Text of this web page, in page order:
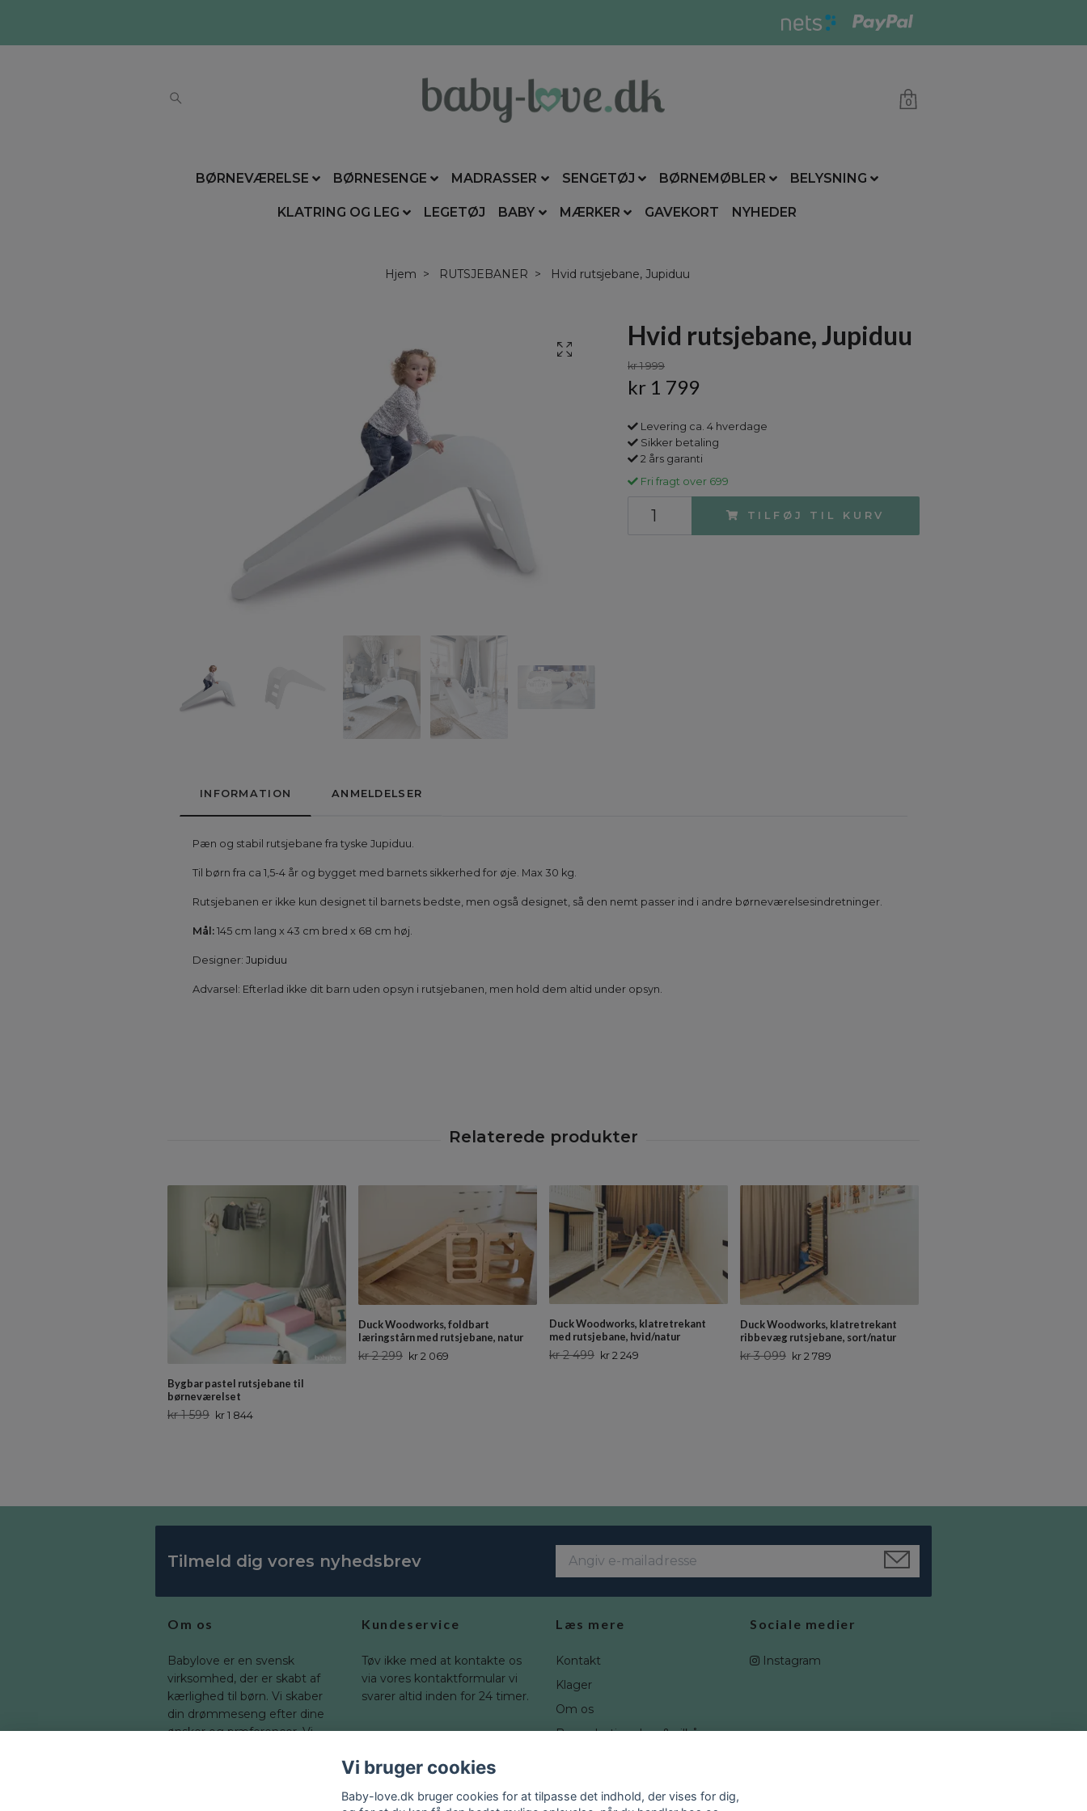
0
BØRNEVÆRELSE BØRNESENGE MADRASSER SENGETØJ BØRNEMØBLER BELYSNING
KLATRING OG LEG LEGETØJ BABY MÆRKER GAVEKORT NYHEDER
Hjem RUTSJEBANER Hvid rutsjebane, Jupiduu
Hvid rutsjebane, Jupiduu
kr 1 999
kr 1 799
Levering ca. 4 hverdage
Sikker betaling
2 års garanti
Fri fragt over 699
TILFØJ TIL KURV
INFORMATION ANMELDELSER
Pæn og stabil rutsjebane fra tyske Jupiduu.
Til børn fra ca 1,5-4 år og bygget med barnets sikkerhed for øje. Max 30 kg.
Rutsjebanen er ikke kun designet til barnets bedste, men også designet, så den nemt passer ind i andre børneværelsesindretninger.
Mål: 145 cm lang x 43 cm bred x 68 cm høj.
Designer: Jupiduu
Advarsel: Efterlad ikke dit barn uden opsyn i rutsjebanen, men hold dem altid under opsyn.
Bygbar pastel rutsjebane til
børneværelset
kr 1 599 kr 1 844
Duck Woodworks, foldbart
læringstårn med rutsjebane, natur
kr 2 299 kr 2 069
Duck Woodworks, klatretrekant
med rutsjebane, hvid/natur
kr 2 499 kr 2 249
Duck Woodworks, klatretrekant
ribbevæg rutsjebane, sort/natur
kr 3 099 kr 2 789
Tilmeld dig vores nyhedsbrev
Om os
Babylove er en svensk
virksomhed, der er skabt af
kærlighed til børn. Vi skaber
din drømmeseng efter dine
ønsker og præferencer. Vi
Kundeservice
Tøv ikke med at kontakte os
via vores kontaktformular vi
svarer altid inden for 24 timer.
Læs mere
Kontakt
Klager
Om os
Brugerbetingelser & vilkår
Sociale medier
Instagram
Vi bruger cookies
Baby-love.dk bruger cookies for at tilpasse det indhold, der vises for dig,